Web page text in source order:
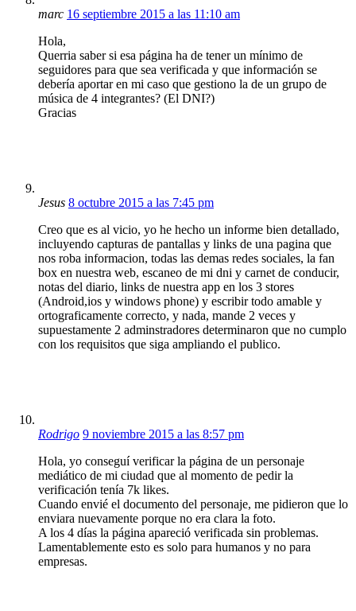
marc 16 septiembre 2015 a las 11:10 am
Hola,
Querria saber si esa página ha de tener un mínimo de
seguidores para que sea verificada y que información se
debería aportar en mi caso que gestiono la de un grupo de
música de 4 integrantes? (El DNI?)
Gracias
Jesus 8 octubre 2015 a las 7:45 pm
Creo que es al vicio, yo he hecho un informe bien detallado,
incluyendo capturas de pantallas y links de una pagina que
nos roba informacion, todas las demas redes sociales, la fan
box en nuestra web, escaneo de mi dni y carnet de conducir,
notas del diario, links de nuestra app en los 3 stores
(Android,ios y windows phone) y escribir todo amable y
ortograficamente correcto, y nada, mande 2 veces y
supuestamente 2 adminstradores determinaron que no cumplo
con los requisitos que siga ampliando el publico.
Rodrigo 9 noviembre 2015 a las 8:57 pm
Hola, yo conseguí verificar la página de un personaje
mediático de mi ciudad que al momento de pedir la
verificación tenía 7k likes.
Cuando envié el documento del personaje, me pidieron que lo
enviara nuevamente porque no era clara la foto.
A los 4 días la página apareció verificada sin problemas.
Lamentablemente esto es solo para humanos y no para
empresas.